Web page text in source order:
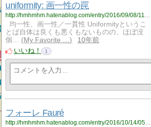
uniformity: 画一性の罠
http://hmhmhm.hatenablog.com/entry/2016/09/08/111930
均一性、画一性／一貫性 Uniformityというこ
とば自体は良くも悪くもないものの、ほぼ没
個…
My Favorite …
10年前
いいね！
1
フォーレ Fauré
http://hmhmhm.hatenablog.com/entry/2016/10/14/050052